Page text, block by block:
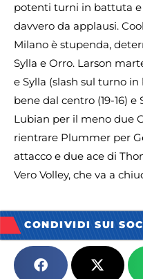
potenti turni in battuta
davvero da applausi.
Milano è stupenda,
Sylla e Orro. Larson
e Sylla (slash sul turno
bene dal centro (19-16)
Lubian per il meno due
rientrare Plummer per
attacco e due ace di
Vero Volley, che va a
CONDIVIDI SUI